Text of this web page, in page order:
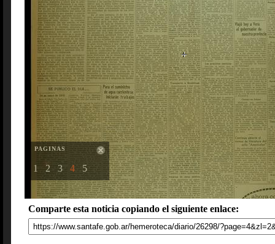
PAGINAS
1 2 3 4 5
Comparte esta noticia copiando el siguiente enlace: